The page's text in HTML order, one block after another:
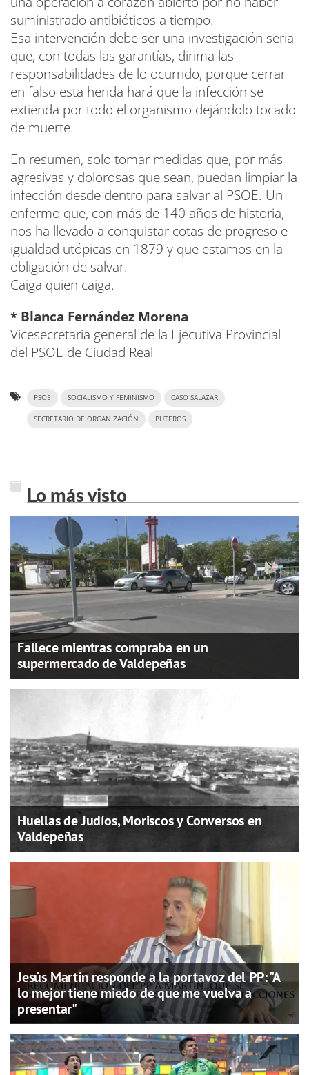
suministrado antibióticos a tiempo.
Esa intervención debe ser una investigación seria
que, con todas las garantías, dirima las
responsabilidades de lo ocurrido, porque cerrar
en falso esta herida hará que la infección se
extienda por todo el organismo dejándolo tocado
de muerte.
En resumen, solo tomar medidas que, por más
agresivas y dolorosas que sean, puedan limpiar la
infección desde dentro para salvar al PSOE. Un
enfermo que, con más de 140 años de historia,
nos ha llevado a conquistar cotas de progreso e
igualdad utópicas en 1879 y que estamos en la
obligación de salvar.
Caiga quien caiga.
* Blanca Fernández Morena
Vicesecretaria general de la Ejecutiva Provincial
del PSOE de Ciudad Real
PSOE SOCIALISMO Y FEMINISMO CASO SALAZAR
SECRETARIO DE ORGANIZACIÓN PUTEROS
Lo más visto
Fallece mientras compraba en un
supermercado de Valdepeñas
Huellas de Judíos, Moriscos y Conversos en
Valdepeñas
Jesús Martín responde a la portavoz del PP: "A
lo mejor tiene miedo de que me vuelva a
presentar"